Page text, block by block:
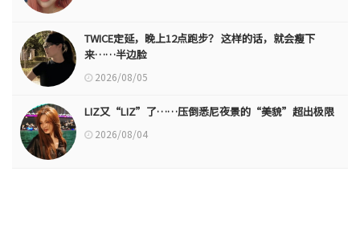
TWICE定延，晚上12点跑步？ 这样的话，就会瘦下
来……半边脸
2026/08/05
LIZ又“LIZ”了……压倒悉尼夜景的“美貌”超出极限
2026/08/04